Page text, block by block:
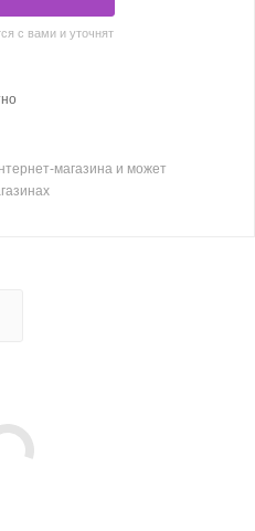
с вами и уточнят
магазина и может